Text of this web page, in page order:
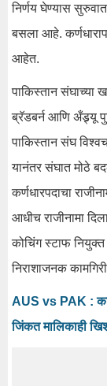
निर्णय घेण्यास
बसला आहे.
आहेत.
पाकिस्तान संघाच्या
ब्रॅडबर्न आणि अँड्र्यू
पाकिस्तान संघ
यानंतर संघात मोठे
कर्णधारपदाचा
आधीच राजीनामा
कोचिंग स्टाफ
निराशाजनक
AUS vs PAK :
जिंकत मालिकाही